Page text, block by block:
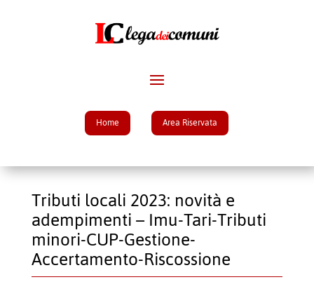
Home Area Riservata
Tributi locali 2023: novità e
adempimenti – Imu-Tari-Tributi
minori-CUP-Gestione-
Accertamento-Riscossione